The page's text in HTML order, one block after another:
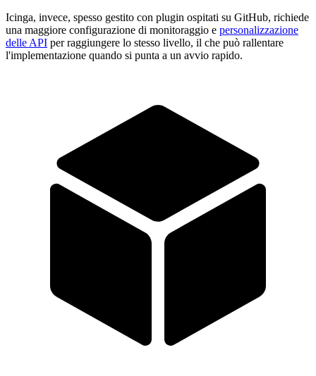
Icinga, invece, spesso gestito con plugin ospitati su GitHub, richiede
una maggiore configurazione di monitoraggio e personalizzazione
delle API per raggiungere lo stesso livello, il che può rallentare
l'implementazione quando si punta a un avvio rapido.